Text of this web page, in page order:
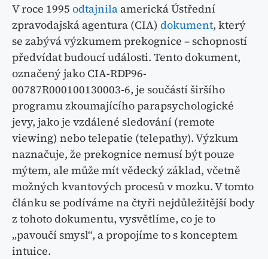
V roce 1995 odtajnila americká Ústřední
zpravodajská agentura (CIA) dokument, který
se zabývá výzkumem prekognice – schopností
předvídat budoucí události. Tento dokument,
označený jako CIA-RDP96-
00787R000100130003-6, je součástí širšího
programu zkoumajícího parapsychologické
jevy, jako je vzdálené sledování (remote
viewing) nebo telepatie (telepathy). Výzkum
naznačuje, že prekognice nemusí být pouze
mýtem, ale může mít vědecký základ, včetně
možných kvantových procesů v mozku. V tomto
článku se podíváme na čtyři nejdůležitější body
z tohoto dokumentu, vysvětlíme, co je to
„pavoučí smysl“, a propojíme to s konceptem
intuice.